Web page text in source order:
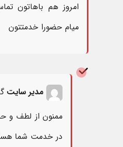
امروز هم باهاتون
میام حضورا خدمتتون
مدیر سایت
ممنون از لطف و
در خدمت شما